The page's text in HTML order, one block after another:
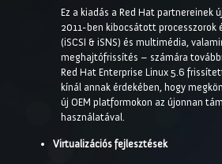
Ez a kiadás a Red Hat partnereinek
2011-ben kibocsátott processzorok
(iSCSI & iSNS) és multimédia,
meghajtófrissítés – számára
Red Hat Enterprise Linux 5.6
kínál annak érdekében, hogy
új OEM platformokon az újonnan
használatával.
Virtualizációs fejlesztések